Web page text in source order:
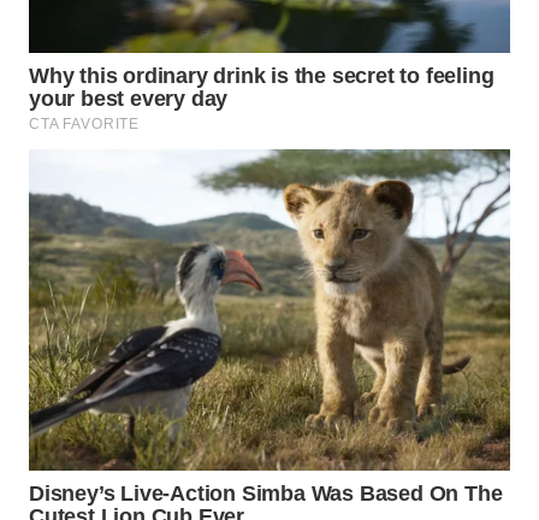
WN
SUMEDANG
CIANJUR
WN
KEPULAUAN
SERIBU
WN
TANGERANG
WN
BINJAI